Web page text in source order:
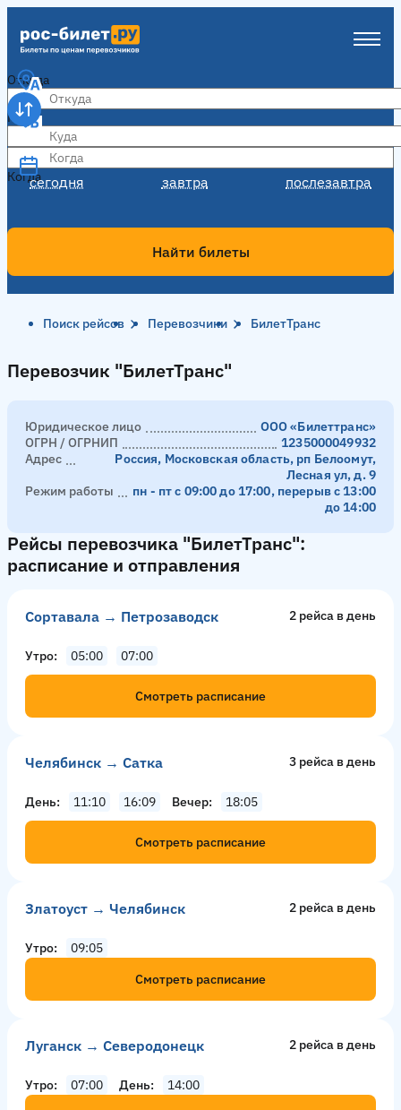
Откуда
Куда
Когда
сегодня завтра послезавтра
Когда
Найти билеты
Поиск рейсов Перевозчики БилетТранс
Перевозчик "БилетТранс"
Перевозчик "БилетТранс"
Юридическое лицо
ООО «Билеттранс»
ОГРН / ОГРНИП
1235000049932
Адрес
Россия, Московская область, рп Белоомут,
Лесная ул, д. 9
Режим работы
пн - пт с 09:00 до 17:00, перерыв с 13:00
до 14:00
Рейсы перевозчика "БилетТранс":
расписание и отправления
Сортавала → Петрозаводск 2 рейсa в день
Утро 05:00 07:00
Смотреть расписание
Челябинск → Сатка 3 рейсa в день
День 11:10 16:09 Вечер 18:05
Смотреть расписание
Златоуст → Челябинск 2 рейсa в день
Утро
09:05
Смотреть расписание
Луганск → Северодонецк 2 рейсa в день
Утро 07:00 День
14:00